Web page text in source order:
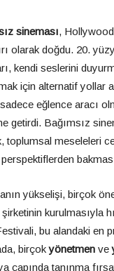
sineması,
olarak doğdu. 20.
kendi seslerini
için alternatif yollar
eğlence aracı
getirdi. Bağımsız
toplumsal meseleleri
yükselişi, birçok
şirketinin kurulmasıyla
bu alandaki en
birçokyönetmen ve
çapında tanınma